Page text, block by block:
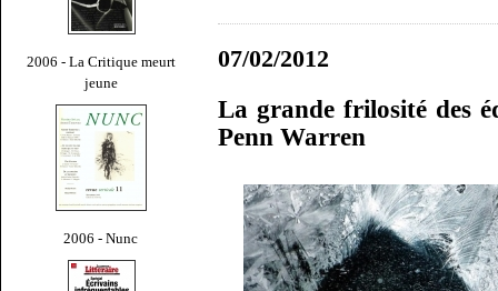
2006 - La Critique meurt
jeune
2006 - Nunc
07/02/2012
La grande frilosité des
Penn Warren